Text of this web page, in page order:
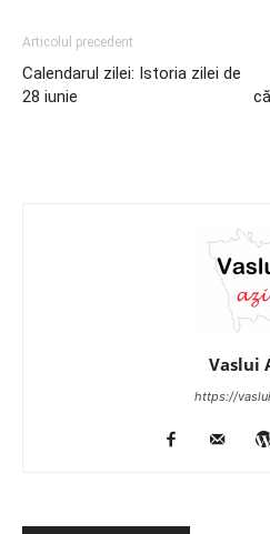
Articolul precedent
Calendarul zilei: Istoria zilei de
28 iunie
Vaslui
https://